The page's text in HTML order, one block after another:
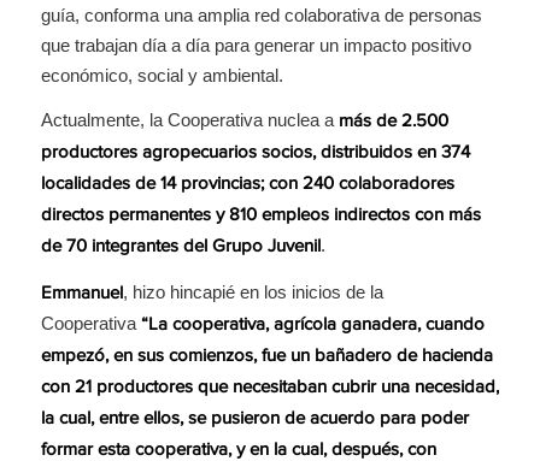
guía, conforma una amplia red colaborativa de personas
que trabajan día a día para generar un impacto positivo
económico, social y ambiental.
Actualmente, la Cooperativa nuclea amás de 2.500
productores agropecuarios socios, distribuidos en 374
localidades de 14 provincias; con 240 colaboradores
directos permanentes y 810 empleos indirectos con más
de 70 integrantes del Grupo Juvenil.
Emmanuel, hizo hincapié en los inicios de la
Cooperativa “La cooperativa, agrícola ganadera, cuando
empezó, en sus comienzos, fue un bañadero de hacienda
con 21 productores que necesitaban cubrir una necesidad,
la cual, entre ellos, se pusieron de acuerdo para poder
formar esta cooperativa, y en la cual, después, con